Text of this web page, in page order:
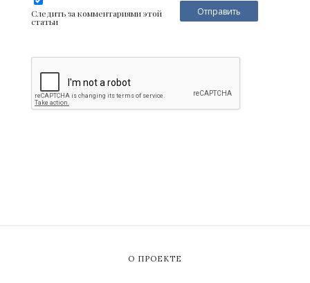
Следить за комментариями этой
статьи
О ПРОЕКТЕ